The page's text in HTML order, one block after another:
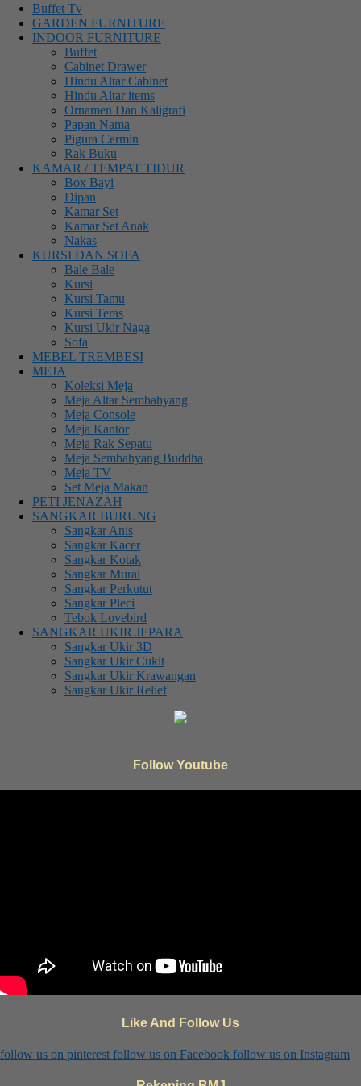
Buffet Tv
GARDEN FURNITURE
INDOOR FURNITURE
Buffet
Cabinet Drawer
Hindu Altar Cabinet
Hindu Altar items
Ornamen Dan Kaligrafi
Papan Nama
Pigura Cermin
Rak Buku
KAMAR / TEMPAT TIDUR
Box Bayi
Dipan
Kamar Set
Kamar Set Anak
Nakas
KURSI DAN SOFA
Bale Bale
Kursi
Kursi Tamu
Kursi Teras
Kursi Ukir Naga
Sofa
MEBEL TREMBESI
MEJA
Koleksi Meja
Meja Altar Sembahyang
Meja Console
Meja Kantor
Meja Rak Sepatu
Meja Sembahyang Buddha
Meja TV
Set Meja Makan
PETI JENAZAH
SANGKAR BURUNG
Sangkar Anis
Sangkar Kacer
Sangkar Kotak
Sangkar Murai
Sangkar Perkutut
Sangkar Pleci
Tebok Lovebird
SANGKAR UKIR JEPARA
Sangkar Ukir 3D
Sangkar Ukir Cukit
Sangkar Ukir Krawangan
Sangkar Ukir Relief
Follow Youtube
Like And Follow Us
follow us on pinterest follow us on Facebook follow us on Instagram